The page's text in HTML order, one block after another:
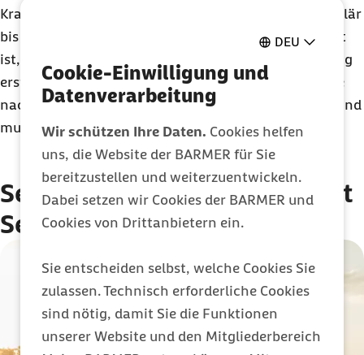
DEU
Cookie-Einwilligung und
Datenverarbeitung
Wir schützen Ihre Daten. Cookies helfen
uns, die Website der BARMER für Sie
bereitzustellen und weiterzuentwickeln.
Dabei setzen wir Cookies der BARMER und
Cookies von Drittanbietern ein.
Sie entscheiden selbst, welche Cookies Sie
zulassen. Technisch erforderliche Cookies
sind nötig, damit Sie die Funktionen
unserer Website und den Mitgliederbereich
Krankenkassen übernehmen die Kosten deshalb regulär
bis zum 18. Lebensjahr. Wer bei der Barmer versichert
ist, kann sich diese sogar noch bis zum 26. Geburtstag
erstatten lassen. Ist dieImpfungvollständig, hält sie
nach den derzeitigen Erkenntnissen ein Leben lang und
muss nicht aufgefrischt werden.
Selbstbewusster Umgang mit
Sexualität